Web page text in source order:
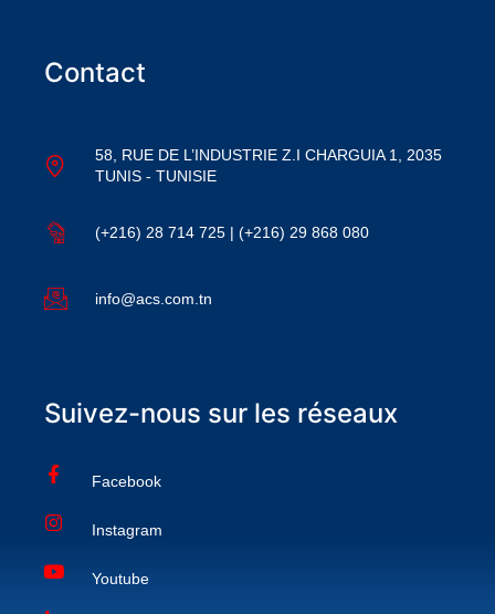
Contact
58, RUE DE L’INDUSTRIE Z.I CHARGUIA 1, 2035
TUNIS - TUNISIE
(+216) 28 714 725 | (+216) 29 868 080
info@acs.com.tn
Suivez-nous sur les réseaux
Facebook
Instagram
Youtube